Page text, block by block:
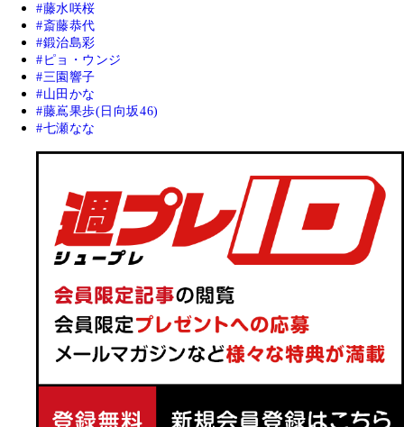
藤水咲桜
斎藤恭代
鍛治島彩
ピョ・ウンジ
三園響子
山田かな
藤嶌果歩(日向坂46)
七瀬なな